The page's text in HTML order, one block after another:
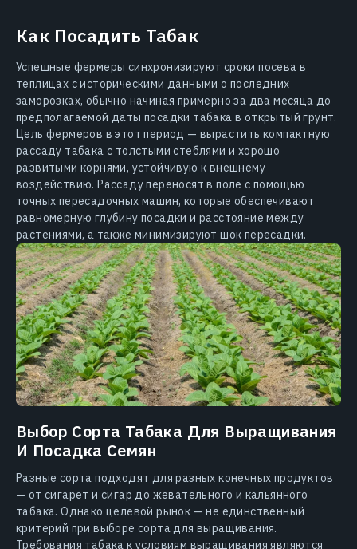
Как Посадить Табак
Успешные фермеры синхронизируют сроки посева в
теплицах с историческими данными о последних
заморозках, обычно начиная примерно за два месяца до
предполагаемой даты посадки табака в открытый грунт.
Цель фермеров в этот период — вырастить компактную
рассаду табака с толстыми стеблями и хорошо
развитыми корнями, устойчивую к внешнему
воздействию. Рассаду переносят в поле с помощью
точных пересадочных машин, которые обеспечивают
равномерную глубину посадки и расстояние между
растениями, а также минимизируют шок пересадки.
Выбор Сорта Табака Для Выращивания
И Посадка Семян
Разные сорта подходят для разных конечных продуктов
— от сигарет и сигар до жевательного и кальянного
табака. Однако целевой рынок — не единственный
критерий при выборе сорта для выращивания.
Требования табака к условиям выращивания являются